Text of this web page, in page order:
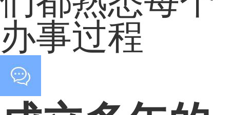
办事过程